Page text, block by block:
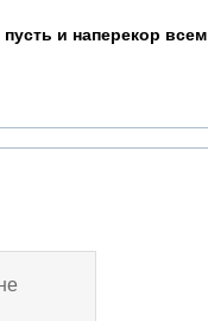
и наперекор всем